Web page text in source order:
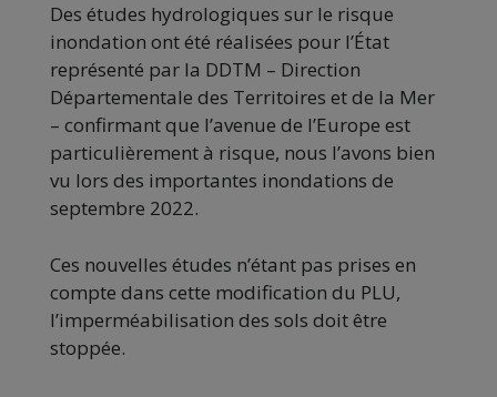
Des études hydrologiques sur le risque
inondation ont été réalisées pour l’État
représenté par la DDTM – Direction
Départementale des Territoires et de la Mer
– confirmant que l’avenue de l’Europe est
particulièrement à risque, nous l’avons bien
vu lors des importantes inondations de
septembre 2022.
Ces nouvelles études n’étant pas prises en
compte dans cette modification du PLU,
l’imperméabilisation des sols doit être
stoppée.